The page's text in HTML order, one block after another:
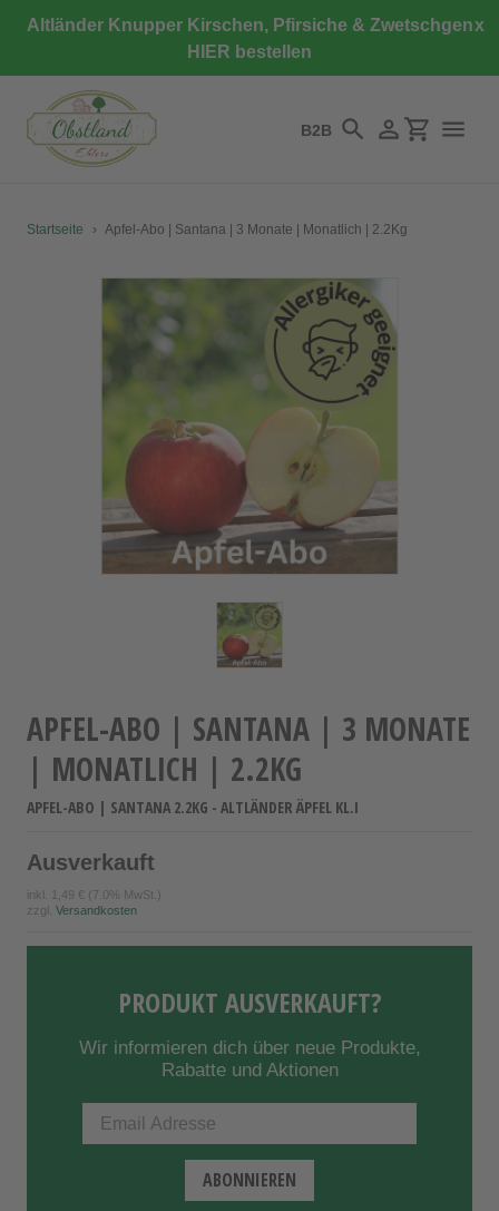
zumAltländer Knupper Kirschen, Pfirsiche & Zwetschgen
HIER bestellen
x
B2B SuchenEinloggen
Startseite › Apfel-Abo | Santana | 3 Monate | Monatlich | 2.2Kg
APFEL-ABO | SANTANA | 3 MONATE
| MONATLICH | 2.2KG
APFEL-ABO | SANTANA 2.2KG - ALTLÄNDER ÄPFEL KL.I
Ausverkauft
inkl. 1,49 € (7.0% MwSt.)
zzgl. Versandkosten
PRODUKT AUSVERKAUFT?
Wir informieren dich über neue Produkte,
Rabatte und Aktionen